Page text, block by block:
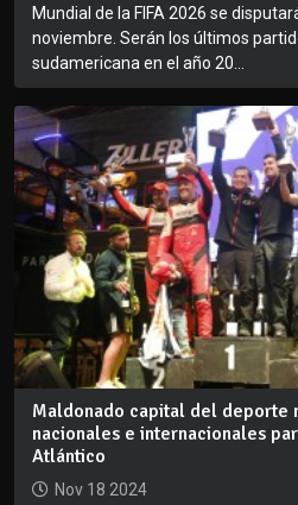
Mundial de la FIFA 2026 se
noviembre. Serán los últimos
sudamericana en el año 20...
Maldonado capital del deporte
nacionales e internacionales
Atlántico
Nov 18 2024